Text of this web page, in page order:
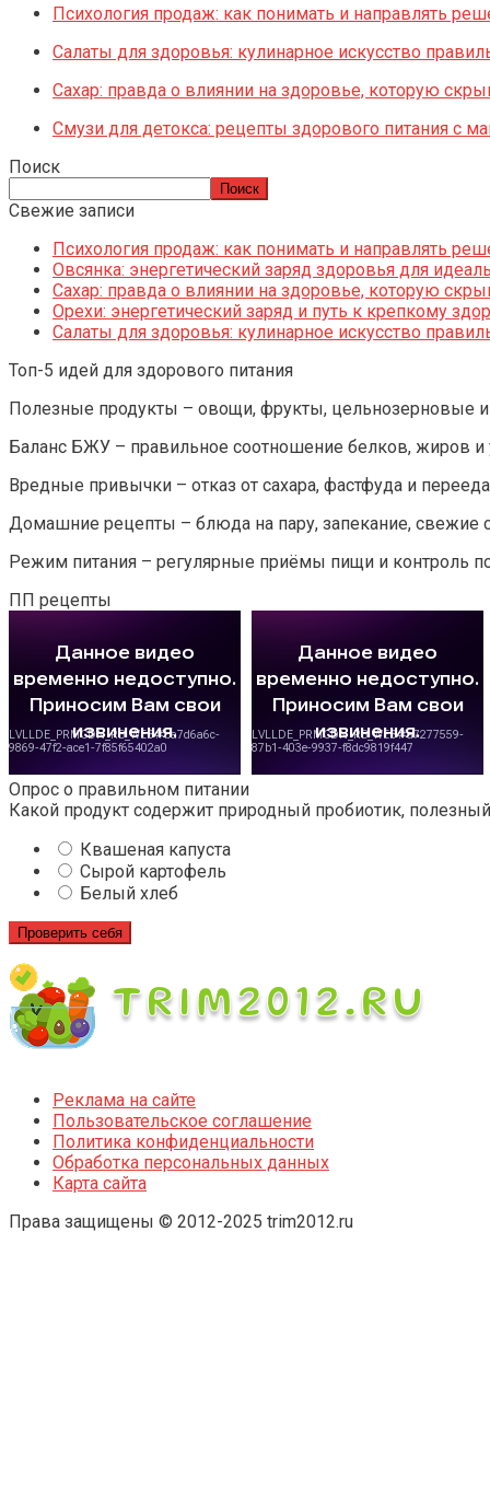
Психология продаж: как понимать и направлять
Салаты для здоровья: кулинарное искусство
Сахар: правда о влиянии на здоровье, которую
Смузи для детокса: рецепты здорового питания с
Поиск
Поиск
Свежие записи
Психология продаж: как понимать и направлять
Овсянка: энергетический заряд здоровья для
Сахар: правда о влиянии на здоровье, которую
Орехи: энергетический заряд и путь к крепкому
Салаты для здоровья: кулинарное искусство
Топ-5 идей для здорового питания
Полезные продукты – овощи, фрукты, цельнозерновые и
Баланс БЖУ – правильное соотношение белков, жиров и
Вредные привычки – отказ от сахара, фастфуда и
Домашние рецепты – блюда на пару, запекание, свежие
Режим питания – регулярные приёмы пищи и контроль
ПП рецепты
Опрос о правильном питании
Какой продукт содержит природный пробиотик,
Квашеная капуста
Сырой картофель
Белый хлеб
Проверить себя
Реклама на сайте
Пользовательское соглашение
Политика конфиденциальности
Обработка персональных данных
Карта сайта
Права защищены © 2012-2025 trim2012.ru